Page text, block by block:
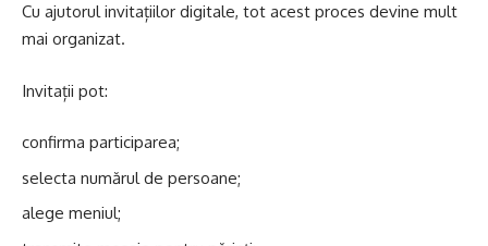
Cu ajutorul invitațiilor digitale, tot acest proces devine mult
mai organizat.
Invitații pot:
confirma participarea;
selecta numărul de persoane;
alege meniul;